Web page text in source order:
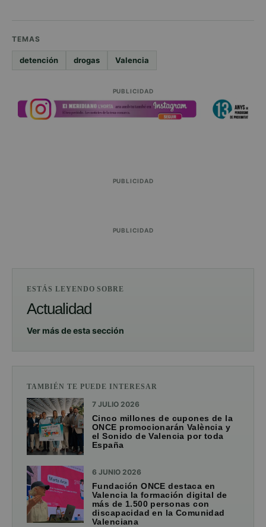
TEMAS
detención drogas Valencia
PUBLICIDAD
PUBLICIDAD
PUBLICIDAD
ESTÁS LEYENDO SOBRE
Actualidad
Ver más de esta sección
TAMBIÉN TE PUEDE INTERESAR
7 JULIO 2026
Cinco millones de cupones de la
ONCE promocionarán València y
el Sonido de Valencia por toda
España
6 JUNIO 2026
Fundación ONCE destaca en
Valencia la formación digital de
más de 1.500 personas con
discapacidad en la Comunidad
Valenciana